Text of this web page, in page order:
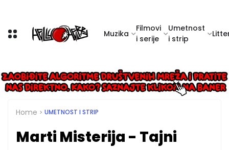
Muzika
Filmovi
i serije
Umetnost
i strip
Home UMETNOST I STRIP
Marti Misterija - Tajni